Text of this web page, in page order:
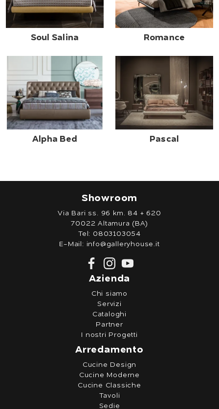
Soul Salina Romance
Alpha Bed Pascal
Showroom
Via Bari ss. 96 km. 84 + 620
70022 Altamura (BA)
Tel: 0803103054
E-Mail: info@galleryhouse.it
Azienda
Chi siamo
Servizi
Cataloghi
Partner
I nostri Progetti
Arredamento
Cucine Design
Cucine Moderne
Cucine Classiche
Tavoli
Sedie